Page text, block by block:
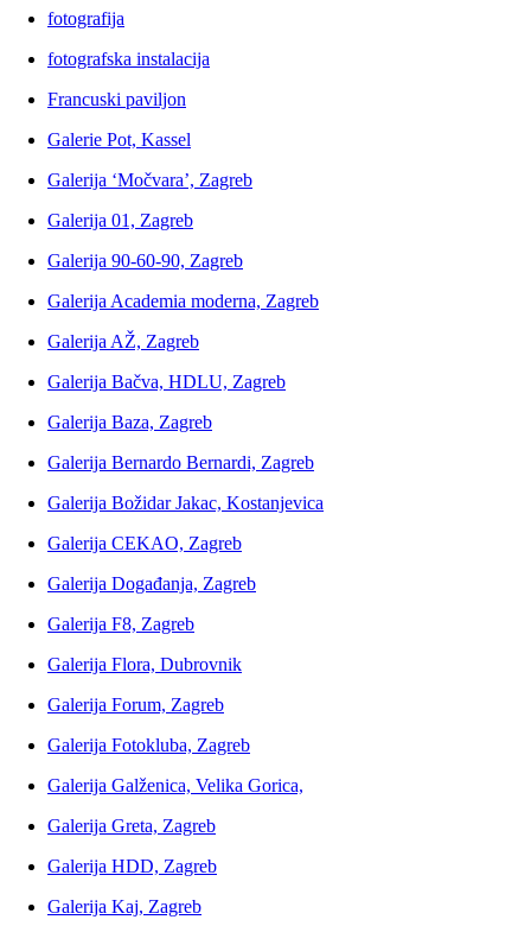
fotografija
fotografska instalacija
Francuski paviljon
Galerie Pot, Kassel
Galerija ‘Močvara’, Zagreb
Galerija 01, Zagreb
Galerija 90-60-90, Zagreb
Galerija Academia moderna, Zagreb
Galerija AŽ, Zagreb
Galerija Bačva, HDLU, Zagreb
Galerija Baza, Zagreb
Galerija Bernardo Bernardi, Zagreb
Galerija Božidar Jakac, Kostanjevica
Galerija CEKAO, Zagreb
Galerija Događanja, Zagreb
Galerija F8, Zagreb
Galerija Flora, Dubrovnik
Galerija Forum, Zagreb
Galerija Fotokluba, Zagreb
Galerija Galženica, Velika Gorica,
Galerija Greta, Zagreb
Galerija HDD, Zagreb
Galerija Kaj, Zagreb